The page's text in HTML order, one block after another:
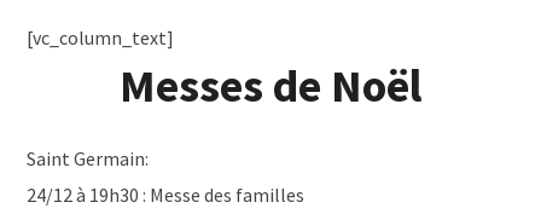
[vc_column_text]
Messes de Noël
Saint Germain:
24/12 à 19h30 : Messe des familles